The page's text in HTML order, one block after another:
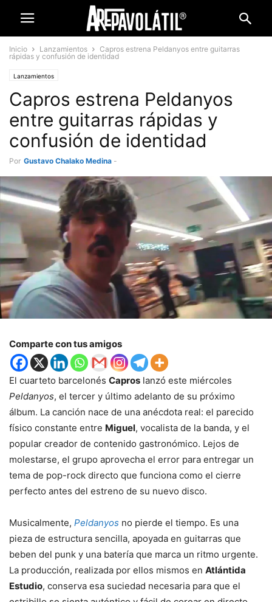
Inicio Lanzamientos
Capros estrena Peldanyos entre guitarras
rápidas y confusión de identidad
Lanzamientos
Capros estrena Peldanyos
entre guitarras rápidas y
confusión de identidad
Por Gustavo Chalako Medina -
Comparte con tus amigos
El cuarteto barcelonés Capros lanzó este miércoles
Peldanyos, el tercer y último adelanto de su próximo
álbum. La canción nace de una anécdota real: el parecido
físico constante entre Miguel, vocalista de la banda, y el
popular creador de contenido gastronómico. Lejos de
molestarse, el grupo aprovecha el error para entregar un
tema de pop-rock directo que funciona como el cierre
perfecto antes del estreno de su nuevo disco.
Musicalmente, Peldanyos no pierde el tiempo. Es una
pieza de estructura sencilla, apoyada en guitarras que
beben del punk y una batería que marca un ritmo urgente.
La producción, realizada por ellos mismos en Atlántida
Estudio, conserva esa suciedad necesaria para que el